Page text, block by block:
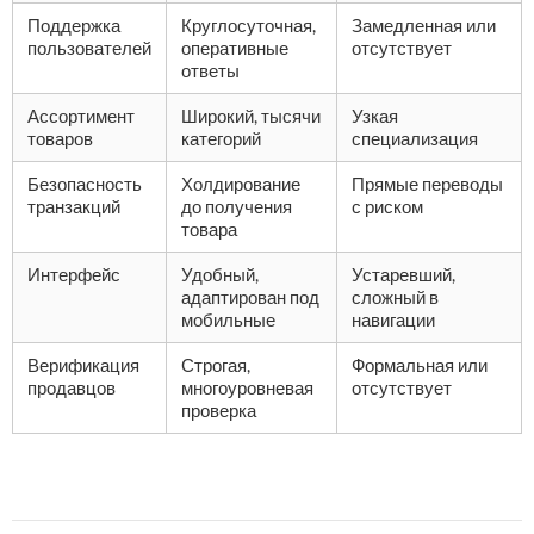
Поддержка
пользователей
Круглосуточная,
оперативные
ответы
Замедленная или
отсутствует
Ассортимент
товаров
Широкий, тысячи
категорий
Узкая
специализация
Безопасность
транзакций
Холдирование
до получения
товара
Прямые переводы
с риском
Интерфейс
Удобный,
адаптирован под
мобильные
Устаревший,
сложный в
навигации
Верификация
продавцов
Строгая,
многоуровневая
проверка
Формальная или
отсутствует